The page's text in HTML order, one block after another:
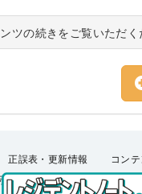
ツの続きをご覧いただ
正誤表・更新情報 コン
FAQ お問い合わせ